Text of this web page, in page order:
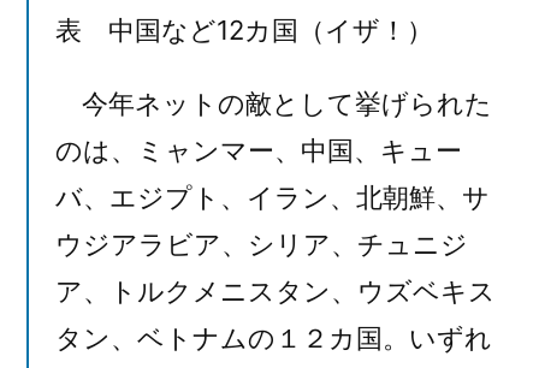
表 中国など12カ国（イザ！）
今年ネットの敵として挙げられた
のは、ミャンマー、中国、キュー
バ、エジプト、イラン、北朝鮮、サ
ウジアラビア、シリア、チュニジ
ア、トルクメニスタン、ウズベキス
タン、ベトナムの１２カ国。いずれ